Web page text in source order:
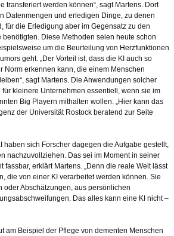
transferiert werden können“, sagt Martens. Dort
Datenmengen und erledigen Dinge, zu denen
für die Erledigung aber im Gegensatz zu den
benötigten. Diese Methoden seien heute schon
um die Beurteilung von Herzfunktionen
geht. „Der Vorteil ist, dass die KI auch so
Norm erkennen kann, die einem Menschen
sagt Martens. Die Anwendungen solcher
kleinere Unternehmen essentiell, wenn sie im
Big Playern mithalten wollen. „Hier kann das
der Universität Rostock beratend zur Seite
haben sich Forscher dagegen die Aufgabe gestellt,
nachzuvollziehen. Das sei im Moment in seiner
fassbar, erklärt Martens. „Denn die reale Welt lässt
die von einer KI verarbeitet werden können. Sie
oder Abschätzungen, aus persönlichen
Das alles kann eine KI nicht –
am Beispiel der Pflege von dementen Menschen